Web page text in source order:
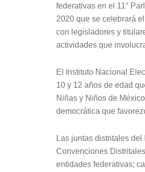
federativas en el 11°
2020 que se celebrará
con legisladores y
actividades que
El Instituto Nacional
10 y 12 años de edad
Niñas y Niños de
democrática que
Las juntas distritales
Convenciones
entidades federativas;